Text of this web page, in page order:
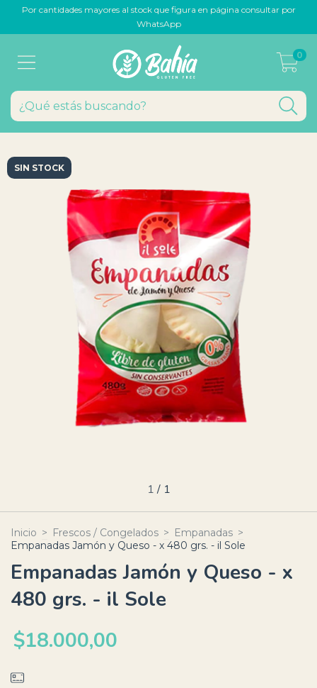
Por cantidades mayores al stock que figura en página consultar por
WhatsApp
0
SIN STOCK
1 / 1
Inicio > Frescos / Congelados > Empanadas >
Empanadas Jamón y Queso - x 480 grs. - il Sole
Empanadas Jamón y Queso - x
480 grs. - il Sole
$18.000,00